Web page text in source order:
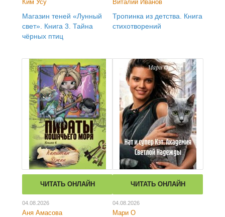
Ким Усу
Магазин теней «Лунный
свет». Книга 3. Тайна
чёрных птиц
Виталий Иванов
Тропинка из детства. Книга
стихотворений
ЧИТАТЬ ОНЛАЙН
04.08.2026
Аня Амасова
ЧИТАТЬ ОНЛАЙН
04.08.2026
Мари О